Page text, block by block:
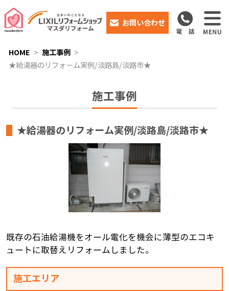
お問い合わせ
HOME
施工事例
★給湯器のリフォーム実例/淡路島/淡路市★
施工事例
★給湯器のリフォーム実例/淡路島/淡路市★
既存の石油給湯機をオール電化を機会に薄型のエコキ
ュートに取替えリフォームしました。
施工エリア